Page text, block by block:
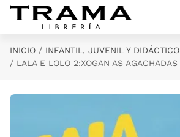
Saltar al contenido principal
INICIO INFANTIL, JUVENIL Y DIDÁCTICO
LALA E LOLO 2:XOGAN AS AGACHADAS